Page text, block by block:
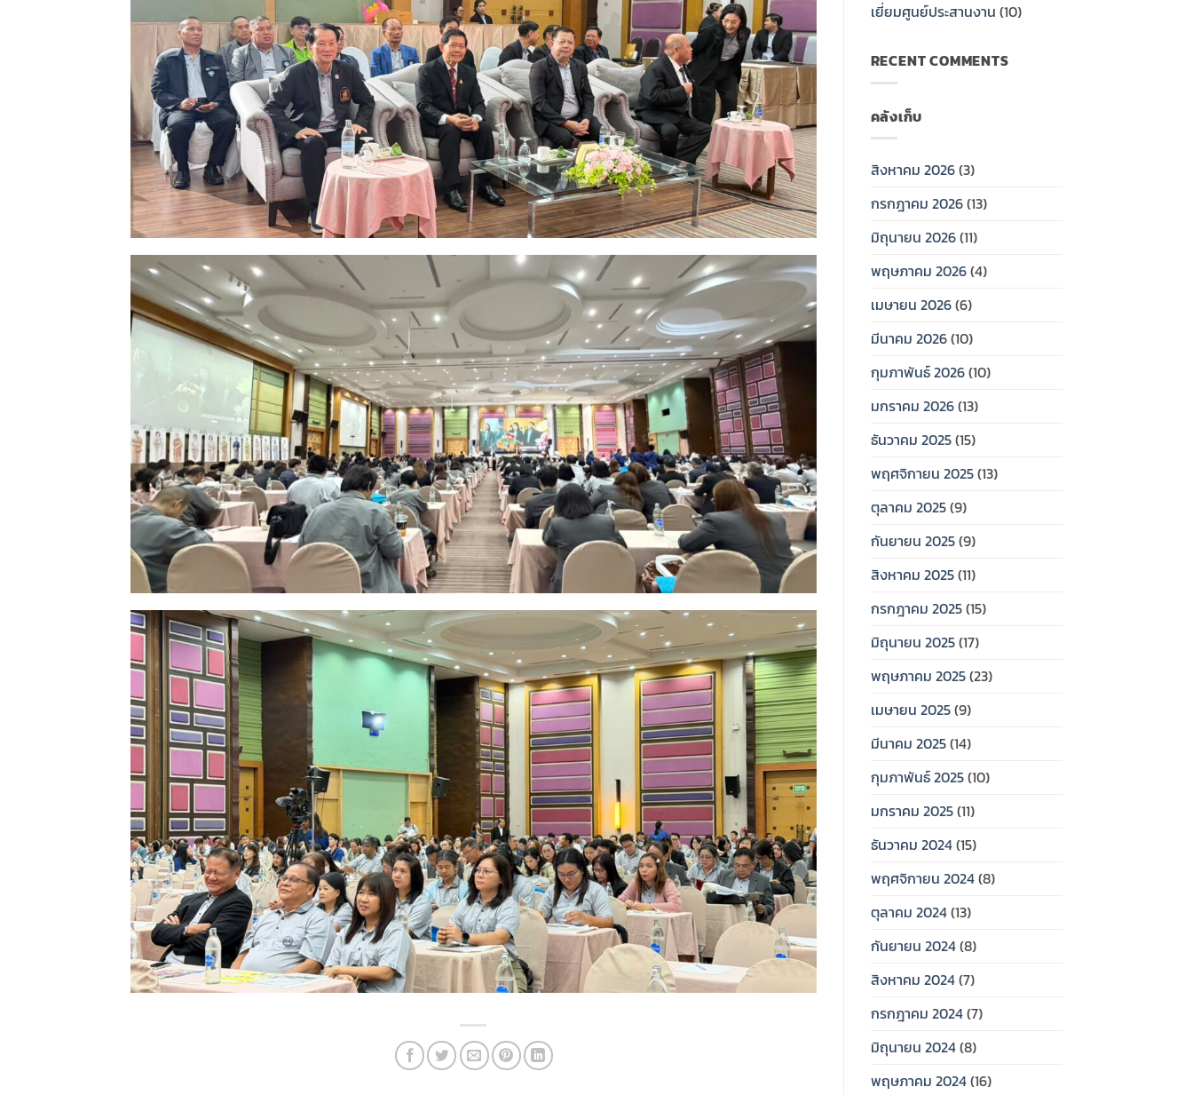
25
2569…
เยี่ยมศูนย์ประสานงาน (10)
RECENT COMMENTS
คลังเก็บ
สิงหาคม 2026(3)
กรกฎาคม 2026(13)
มิถุนายน 2026(11)
พฤษภาคม 2026(4)
เมษายน 2026(6)
มีนาคม 2026(10)
กุมภาพันธ์ 2026(10)
มกราคม 2026(13)
ธันวาคม 2025(15)
พฤศจิกายน 2025(13)
ตุลาคม 2025(9)
กันยายน 2025(9)
สิงหาคม 2025(11)
กรกฎาคม 2025(15)
มิถุนายน 2025(17)
พฤษภาคม 2025(23)
เมษายน 2025(9)
มีนาคม 2025(14)
กุมภาพันธ์ 2025(10)
มกราคม 2025(11)
ธันวาคม 2024(15)
พฤศจิกายน 2024(8)
ตุลาคม 2024(13)
กันยายน 2024(8)
สิงหาคม 2024(7)
กรกฎาคม 2024(7)
มิถุนายน 2024(8)
พฤษภาคม 2024(16)